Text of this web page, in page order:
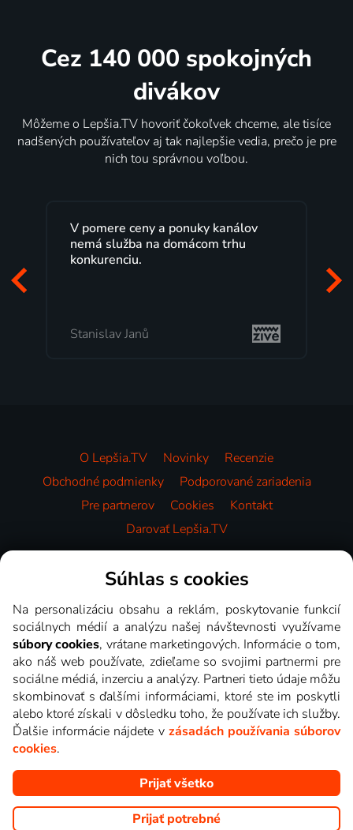
Cez 140 000 spokojných
divákov
Môžeme o Lepšia.TV hovoriť čokoľvek chceme, ale tisíce
nadšených používateľov aj tak najlepšie vedia, prečo je pre
nich tou správnou voľbou.
V pomere ceny a ponuky kanálov
nemá služba na domácom trhu
konkurenciu.
Stanislav Janů
O Lepšia.TV Novinky
Recenzie
Obchodné podmienky
Podporované zariadenia
Pre partnerov
Cookies
Kontakt
Darovať Lepšia.TV
Videotéka
Copyright © goNET s.r.o. Na tomto webe sú zobrazované obrázky
z relácií TV staníc, ktoré môžete sledovať v Lepšia.TV.
Súhlas s cookies
Na personalizáciu obsahu a reklám, poskytovanie funkcií
sociálnych médií a analýzu našej návštevnosti využívame
súbory cookies, vrátane marketingových. Informácie o tom,
ako náš web používate, zdieľame so svojimi partnermi pre
sociálne médiá, inzerciu a analýzy. Partneri tieto údaje môžu
skombinovať s ďalšími informáciami, ktoré ste im poskytli
alebo ktoré získali v dôsledku toho, že používate ich služby.
Ďalšie informácie nájdete v zásadách používania súborov
cookies.
Prijať všetko
Prijať potrebné